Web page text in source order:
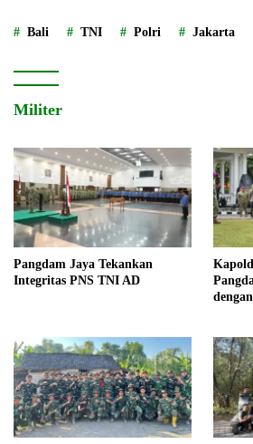
Bali TNI Polri Jakarta
Militer
Pangdam Jaya Tekankan
Integritas PNS TNI AD